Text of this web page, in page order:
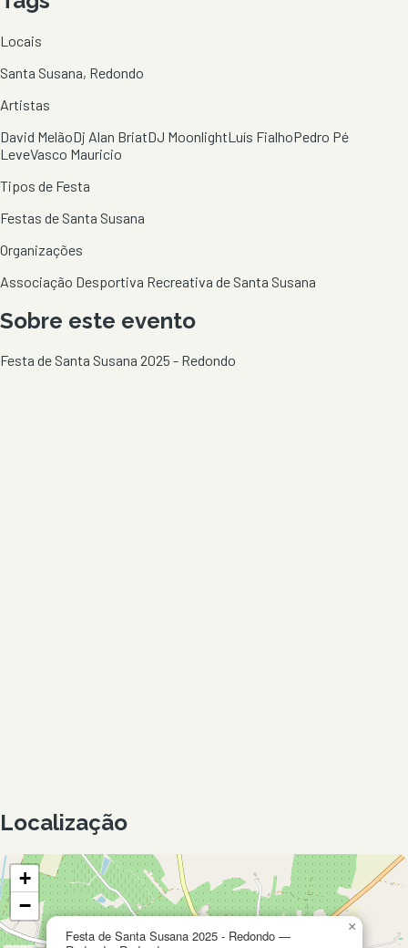
Locais
Santa Susana, Redondo
Artistas
David MelãoDj Alan BriatDJ MoonlightLuís FialhoPedro Pé
LeveVasco Mauricio
Tipos de Festa
Festas de Santa Susana
Organizações
Associação Desportiva Recreativa de Santa Susana
Sobre este evento
Festa de Santa Susana 2025 - Redondo
Localização
Festa de Santa Susana 2025 - Redondo —
×
+
−